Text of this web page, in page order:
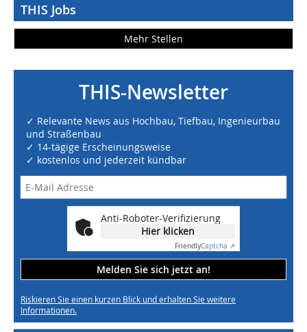
THIS Jobs
Mehr Stellen
THIS-Newsletter
✓ Relevante News aus Hochbau, Tiefbau, Ingenieurbau
und Straßenbau
✓ 14-tägige Erscheinungsweise
✓ kostenlos und jederzeit kündbar
Anti-Roboter-Verifizierung
Hier klicken
FriendlyCaptcha ⇗
Melden Sie sich jetzt an!
Riskieren Sie einen kurzen Blick und erhalten Sie weitere
Informationen.